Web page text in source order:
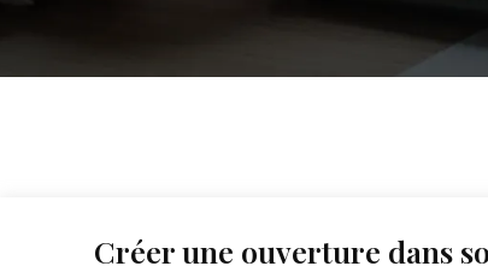
Créer une ouverture dans